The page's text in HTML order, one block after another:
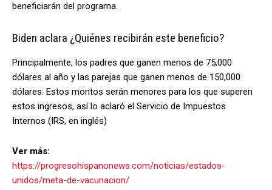
beneficiarán del programa.
Biden aclara ¿Quiénes recibirán este beneficio?
Principalmente, los padres que ganen menos de 75,000
dólares al año y las parejas que ganen menos de 150,000
dólares. Estos montos serán menores para los que superen
estos ingresos, así lo aclaró el Servicio de Impuestos
Internos (IRS, en inglés)
Ver más:
https://progresohispanonews.com/noticias/estados-
unidos/meta-de-vacunacion/